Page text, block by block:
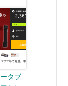
タブ